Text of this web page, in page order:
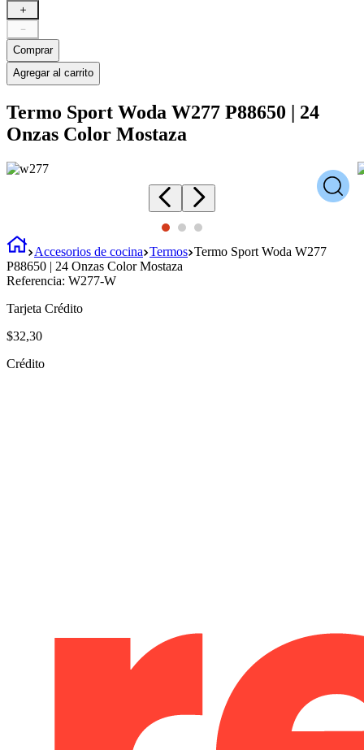
＋
－
Comprar
Agregar al carrito
Termo Sport Woda W277 P88650 | 24
Onzas Color Mostaza
Accesorios de cocina Termos Termo Sport Woda W277
P88650 | 24 Onzas Color Mostaza
Referencia: W277-W
Tarjeta Crédito
$32,30
Crédito